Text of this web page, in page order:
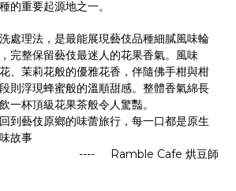
的重要起源地之一。
處理法，是最能展現藝伎品種細膩風味輪
完整保留藝伎最迷人的花果香氣。風味
、茉莉花般的優雅花香，伴隨佛手柑與柑
則浮現蜂蜜般的溫順甜感。整體香氣綿長
一杯頂級花果茶般令人驚豔。
到藝伎原鄉的味蕾旅行，每一口都是原生
故事
---- Ramble Cafe 烘豆師